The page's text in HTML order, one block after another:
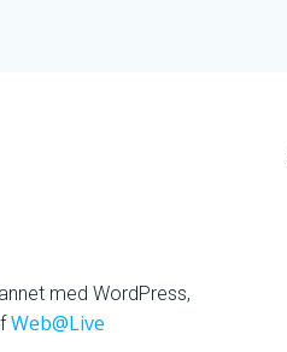
med WordPress,
Web@Live